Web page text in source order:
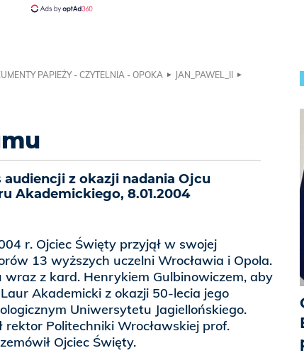
PAPIEŻY - CZYTELNIA - OPOKA
JAN_PAWEL_II
z okazji nadania Ojcu
Akademickiego, 8.01.2004
r. Ojciec Święty przyjął w swojej
13 wyższych uczelni Wrocławia i Opola.
z kard. Henrykiem Gulbinowiczem, aby
Akademicki z okazji 50-lecia jego
Uniwersytetu Jagiellońskiego.
rektor Politechniki Wrocławskiej prof.
Ojciec Święty.